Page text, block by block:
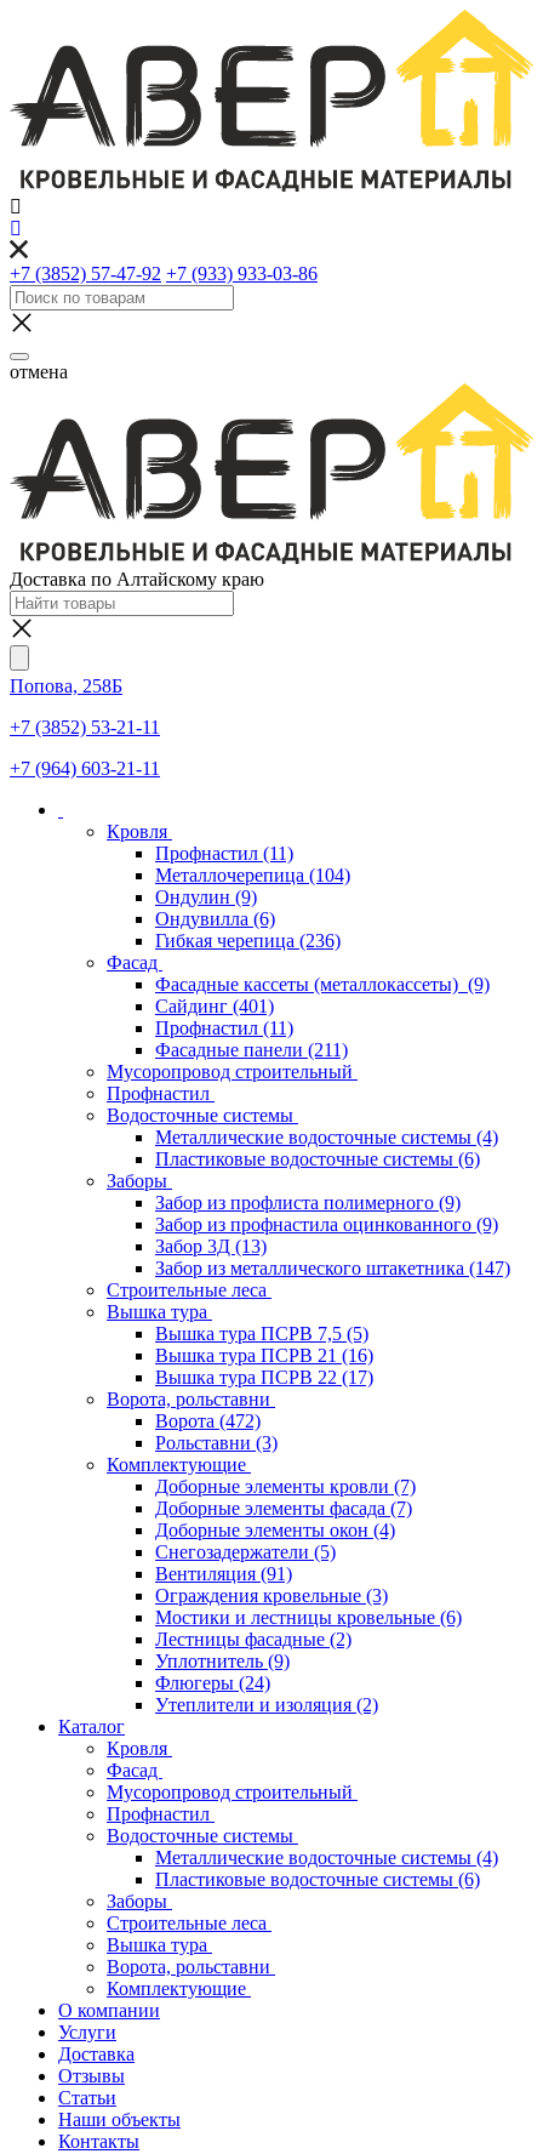
+7 (3852) 57-47-92 +7 (933) 933-03-86
отмена
Доставка по Алтайскому краю
Попова, 258Б
+7 (3852) 53-21-11
+7 (964) 603-21-11
Кровля
Профнастил (11)
Металлочерепица (104)
Ондулин (9)
Ондувилла (6)
Гибкая черепица (236)
Фасад
Фасадные кассеты (металлокассеты) (9)
Сайдинг (401)
Профнастил (11)
Фасадные панели (211)
Мусоропровод строительный
Профнастил
Водосточные системы
Металлические водосточные системы (4)
Пластиковые водосточные системы (6)
Заборы
Забор из профлиста полимерного (9)
Забор из профнастила оцинкованного (9)
Забор 3Д (13)
Забор из металлического штакетника (147)
Строительные леса
Вышка тура
Вышка тура ПСРВ 7,5 (5)
Вышка тура ПСРВ 21 (16)
Вышка тура ПСРВ 22 (17)
Ворота, рольставни
Ворота (472)
Рольставни (3)
Комплектующие
Доборные элементы кровли (7)
Доборные элементы фасада (7)
Доборные элементы окон (4)
Снегозадержатели (5)
Вентиляция (91)
Ограждения кровельные (3)
Мостики и лестницы кровельные (6)
Лестницы фасадные (2)
Уплотнитель (9)
Флюгеры (24)
Утеплители и изоляция (2)
Каталог
Кровля
Фасад
Мусоропровод строительный
Профнастил
Водосточные системы
Металлические водосточные системы (4)
Пластиковые водосточные системы (6)
Заборы
Строительные леса
Вышка тура
Ворота, рольставни
Комплектующие
О компании
Услуги
Доставка
Отзывы
Статьи
Наши объекты
Контакты